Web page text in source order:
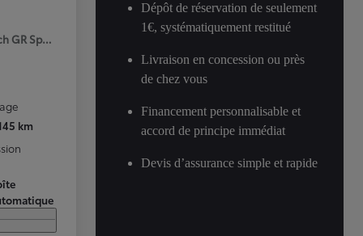
GR Sport Premiere MY25
km
Dépôt de réservation de seulement
1€, systématiquement restitué
Livraison en concession ou près
de chez vous
Financement personnalisable et
accord de principe immédiat
Devis d’assurance simple et rapide